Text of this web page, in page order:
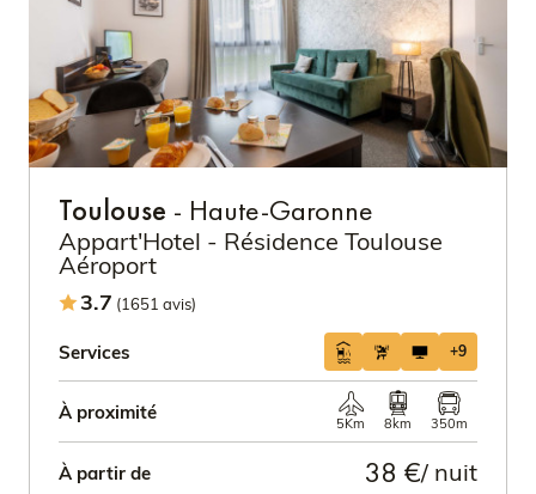
Toulouse - Haute-Garonne
Appart'Hotel - Résidence Toulouse
Aéroport
3.7 (1651 avis)
Services +9
À proximité
5Km 8km 350m
À partir de 38 €/ nuit